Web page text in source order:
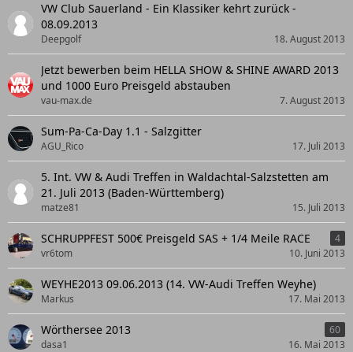
VW Club Sauerland - Ein Klassiker kehrt zurück -
08.09.2013
Deepgolf 18. August 2013
Jetzt bewerben beim HELLA SHOW & SHINE AWARD 2013
und 1000 Euro Preisgeld abstauben
vau-max.de 7. August 2013
Sum-Pa-Ca-Day 1.1 - Salzgitter
AGU_Rico 17. Juli 2013
5. Int. VW & Audi Treffen in Waldachtal-Salzstetten am
21. Juli 2013 (Baden-Württemberg)
matze81 15. Juli 2013
SCHRUPPFEST 500€ Preisgeld SAS + 1/4 Meile RACE
4
vr6tom
10. Juni 2013
WEYHE2013 09.06.2013 (14. VW-Audi Treffen Weyhe)
Markus 17. Mai 2013
Wörthersee 2013
60
dasa1
16. Mai 2013